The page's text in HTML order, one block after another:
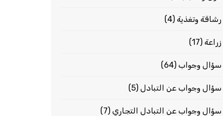
رشاقة وتغذية (4)
زراعة (17)
سؤال وجواب (64)
سؤال وجواب عن التبادل (5)
سؤال وجواب عن التبادل التجاري (7)